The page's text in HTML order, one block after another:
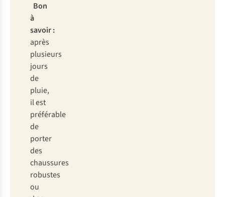
Bon
à
savoir :
après
plusieurs
jours
de
pluie,
il est
préférable
de
porter
des
chaussures
robustes
ou